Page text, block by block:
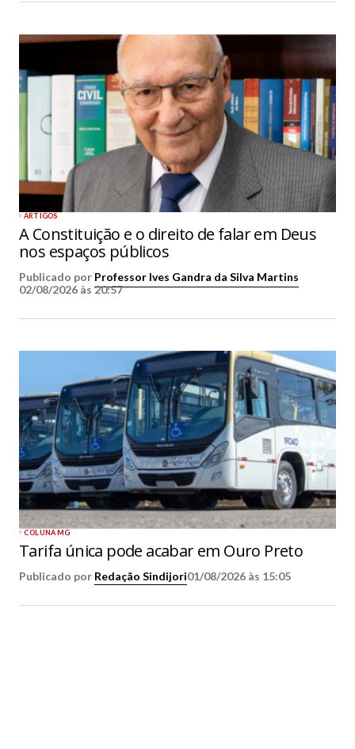
ARTIGOS
A Constituição e o direito de falar em Deus
nos espaços públicos
Publicado por Professor Ives Gandra da Silva Martins
02/08/2026 às 20:57
COLUNA MG
Tarifa única pode acabar em Ouro Preto
Publicado por Redação Sindijori01/08/2026 às 15:05